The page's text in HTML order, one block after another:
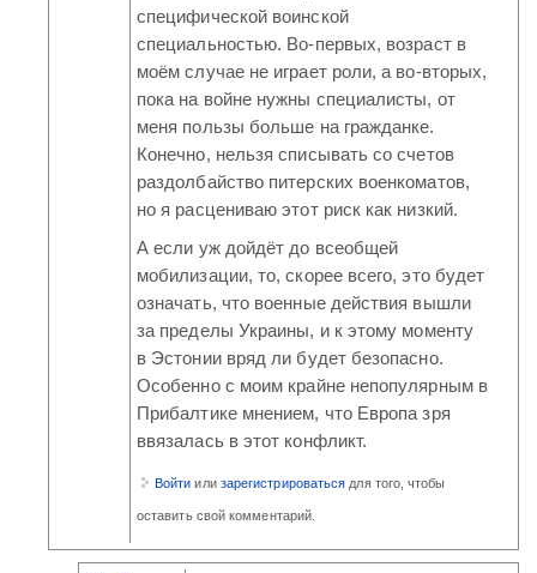
специфической воинской
специальностью. Во-первых, возраст в
моём случае не играет роли, а во-вторых,
пока на войне нужны специалисты, от
меня пользы больше на гражданке.
Конечно, нельзя списывать со счетов
раздолбайство питерских военкоматов,
но я расцениваю этот риск как низкий.
А если уж дойдёт до всеобщей
мобилизации, то, скорее всего, это будет
означать, что военные действия вышли
за пределы Украины, и к этому моменту
в Эстонии вряд ли будет безопасно.
Особенно с моим крайне непопулярным в
Прибалтике мнением, что Европа зря
ввязалась в этот конфликт.
Войти или зарегистрироваться для того, чтобы
оставить свой комментарий.